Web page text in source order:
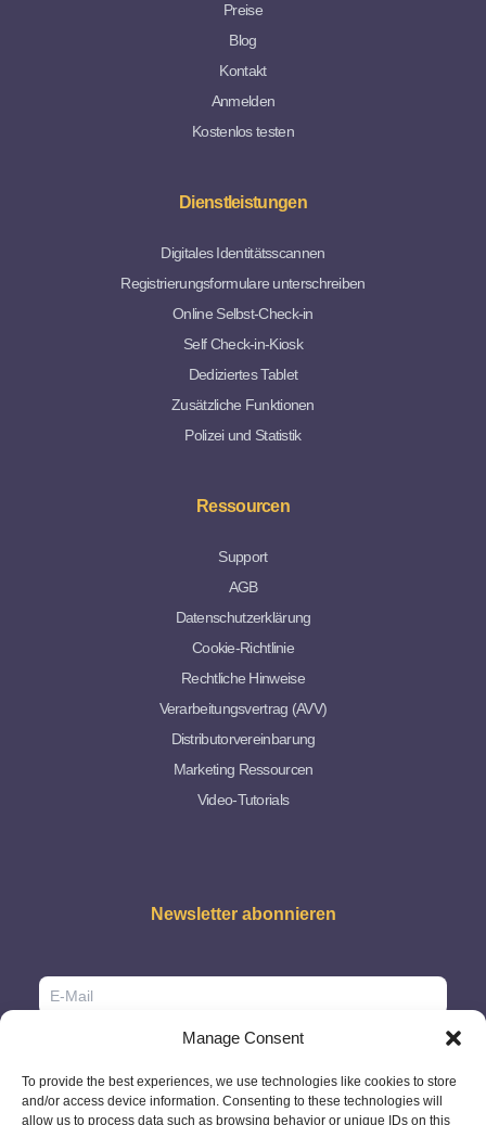
Manage Consent
To provide the best experiences, we use technologies like cookies to store
and/or access device information. Consenting to these technologies will
allow us to process data such as browsing behavior or unique IDs on this
Preise
Blog
Kontakt
Anmelden
Kostenlos testen
Dienstleistungen
Digitales Identitätsscannen
Registrierungsformulare unterschreiben
Online Selbst-Check-in
Self Check-in-Kiosk
Dediziertes Tablet
Zusätzliche Funktionen
Polizei und Statistik
Ressourcen
Support
AGB
Datenschutzerklärung
Cookie-Richtlinie
Rechtliche Hinweise
Verarbeitungsvertrag (AVV)
Distributorvereinbarung
Marketing Ressourcen
Video-Tutorials
Newsletter abonnieren